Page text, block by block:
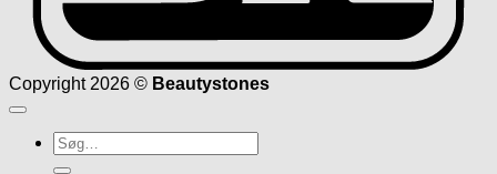
Copyright 2026 © Beautystones
Søg
efter: